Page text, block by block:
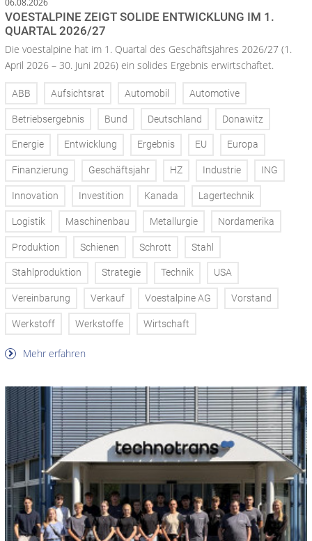
06.08.2026
VOESTALPINE ZEIGT SOLIDE ENTWICKLUNG IM 1.
QUARTAL 2026/27
Die voestalpine hat im 1. Quartal des Geschäftsjahres 2026/27 (1.
April 2026 – 30. Juni 2026) ein solides Ergebnis erwirtschaftet.
ABB Aufsichtsrat Automobil Automotive
Betriebsergebnis Bund Deutschland Donawitz
Energie Entwicklung Ergebnis EU Europa
Finanzierung Geschäftsjahr HZ Industrie ING
Innovation Investition Kanada Lagertechnik
Logistik Maschinenbau Metallurgie Nordamerika
Produktion Schienen Schrott Stahl
Stahlproduktion Strategie Technik USA
Vereinbarung Verkauf Voestalpine AG Vorstand
Werkstoff Werkstoffe Wirtschaft
Mehr erfahren